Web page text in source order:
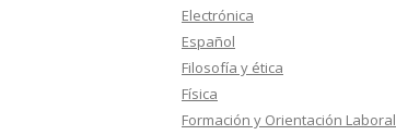
Electrónica
Español
Filosofía y ética
Física
Formación y Orientación Laboral